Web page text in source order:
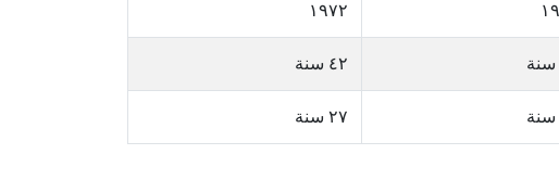
١٩٧٢
٤٢ سنة
٢٧ سنة